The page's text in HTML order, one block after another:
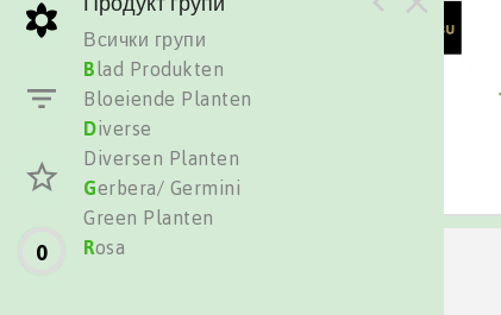
0
Всички групи
Blad Produkten
Bloeiende Planten
Diverse
Diversen Planten
Gerbera/ Germini
Green Planten
Rosa